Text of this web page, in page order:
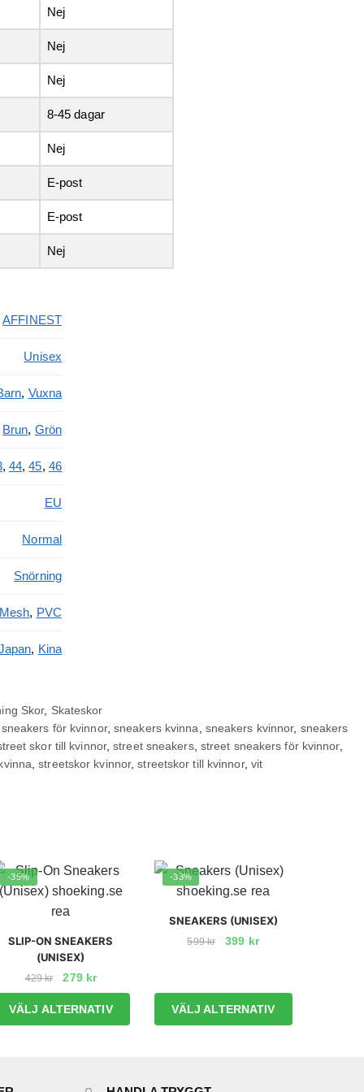
Nej
Nej
Nej
8-45 dagar
Nej
E-post
E-post
Nej
AFFINEST
Unisex
, Vuxna
Brun, Grön
, 44,45, 46
EU
Normal
Snörning
Mesh, PVC
, Kina
Skor, Skateskor
sneakers för kvinnor, sneakers kvinna sneakers kvinnor, sneakers
skor till kvinnor,street sneakers, street sneakers för kvinnor,
,streetskor kvinnor,streetskor till kvinnor, vit
-35%
SLIP-ON SNEAKERS
(UNISEX)
429kr
Det
ursprungliga
priset
279 krDet
nuvarande
priset
VÄLJ ALTERNATIV
Den
här
flera
-33%
SNEAKERS (UNISEX)
599kr
Det
var:
599 kr.
399 krDet
är:
399 kr.
VÄLJ ALTERNATIV
produkten
har